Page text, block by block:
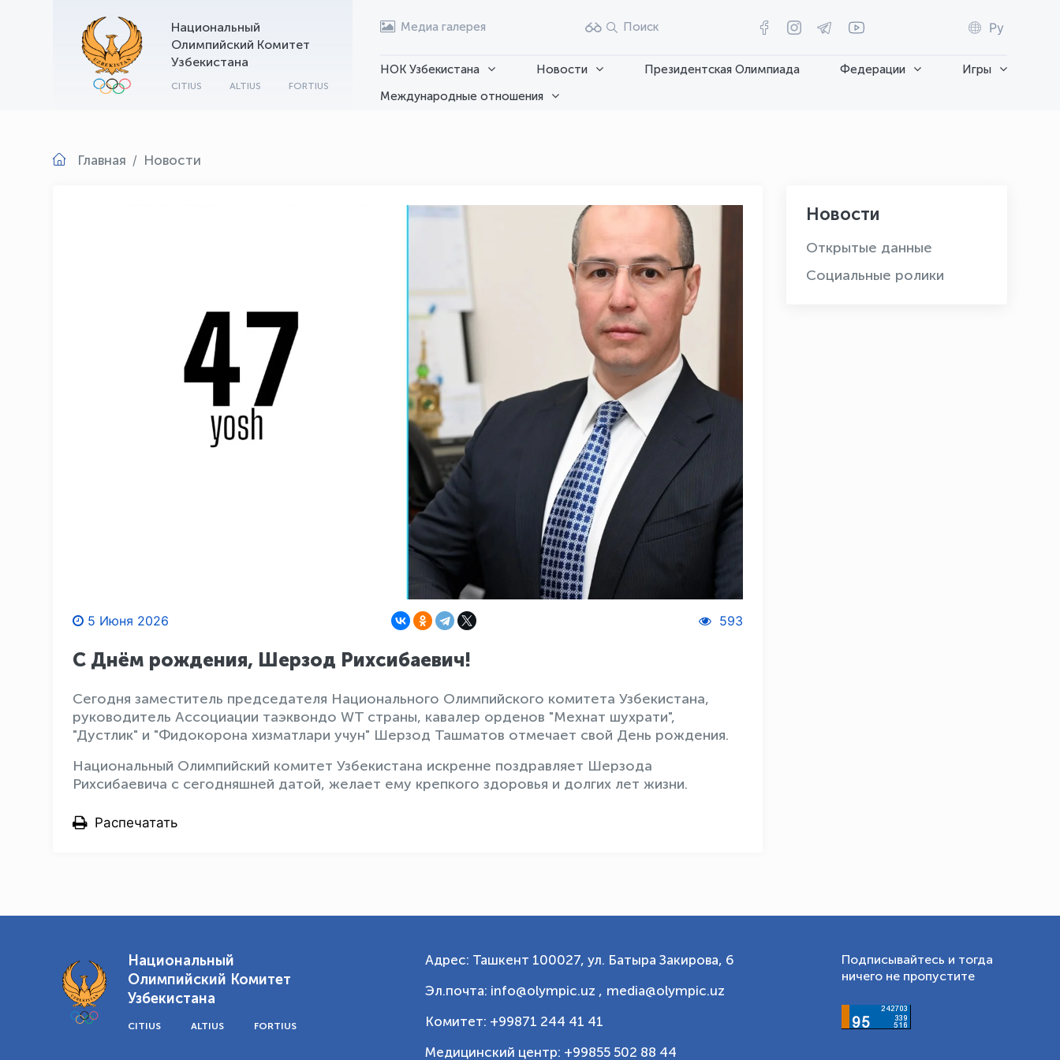
Национальный
Олимпийский Комитет
Узбекистана
CITIUS ALTIUS FORTIUS
Медиа галерея Поиск Ру
НОК Узбекистана Новости Президентская Олимпиада Федерации
Игры
Международные отношения
Главная Новости
5 Июня 2026 593
С Днём рождения, Шерзод Рихсибаевич!
Сегодня заместитель председателя Национального Олимпийского комитета Узбекистана,
руководитель Ассоциации таэквондо WT страны, кавалер орденов "Мехнат шухрати",
"Дустлик" и "Фидокорона хизматлари учун" Шерзод Ташматов отмечает свой День рождения.
Национальный Олимпийский комитет Узбекистана искренне поздравляет Шерзода
Рихсибаевича с сегодняшней датой, желает ему крепкого здоровья и долгих лет жизни.
Распечатать
Новости
Открытые данные
Социальные ролики
Национальный
Олимпийский Комитет
Узбекистана
CITIUS ALTIUS FORTIUS
Адрес: Ташкент 100027, ул. Батыра Закирова, 6
Эл.почта: info@olympic.uz , media@olympic.uz
Комитет: +99871 244 41 41
Медицинский центр: +99855 502 88 44
Подписывайтесь и тогда
ничего не пропустите